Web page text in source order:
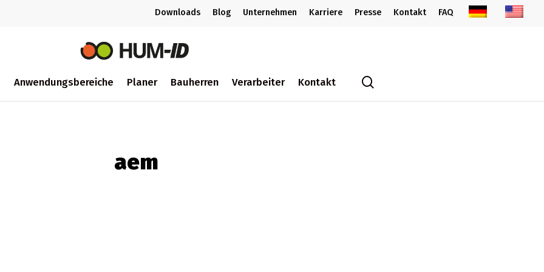
Downloads Blog Unternehmen Karriere Presse Kontakt FAQ
Anwendungsbereiche Planer Bauherren Verarbeiter Kontakt
aem